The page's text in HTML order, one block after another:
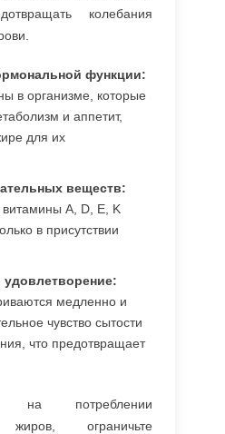
колебания
функции:
в организме, которые
и аппетит,
для их
веществ:
A, D, E, K
в присутствии
медленно и
чувство сытости
что предотвращает
на потреблении
жиров, ограничьте